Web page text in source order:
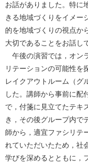
お話がありました。特に
きる地域づくりをイメー
的を地域づくりの視点か
大切であることをお話し
午後の演習では，オン
リテーションの可能性を
レイクアウトルーム（グ
した。講師から事前に配
で，付箋に見立てたテキ
き，その後グループ内で
師から，適宜ファシリテ
れていただいたため，社
学びを深めるとともに，